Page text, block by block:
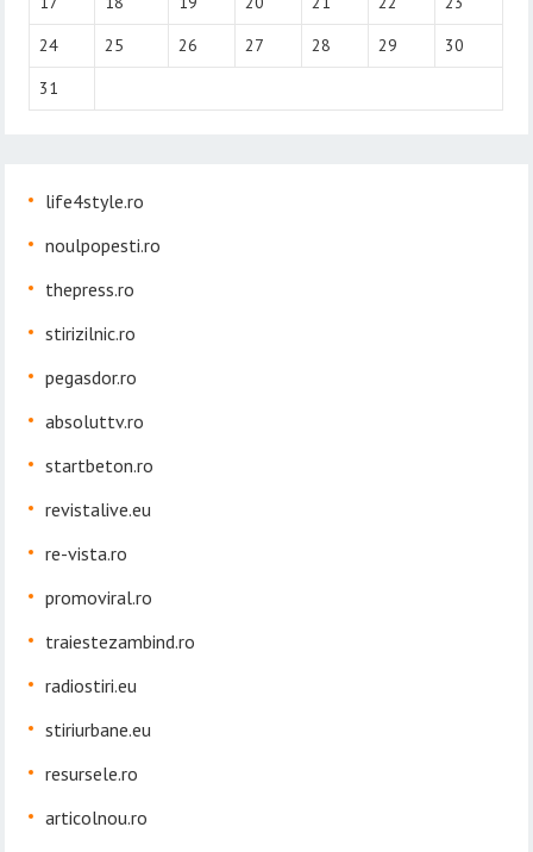
24
25 26 27 28 29
30
31
life4style.ro
noulpopesti.ro
thepress.ro
stirizilnic.ro
pegasdor.ro
absoluttv.ro
startbeton.ro
revistalive.eu
re-vista.ro
promoviral.ro
traiestezambind.ro
radiostiri.eu
stiriurbane.eu
resursele.ro
articolnou.ro